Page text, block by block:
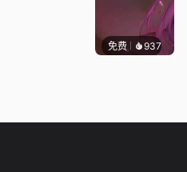
免费 937辰东